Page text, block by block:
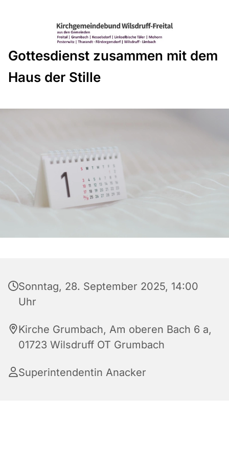
Gottesdienst zusammen mit dem
Haus der Stille
Sonntag, 28. September 2025, 14:00
Uhr
Kirche Grumbach, Am oberen Bach 6 a,
01723 Wilsdruff OT Grumbach
Superintendentin Anacker